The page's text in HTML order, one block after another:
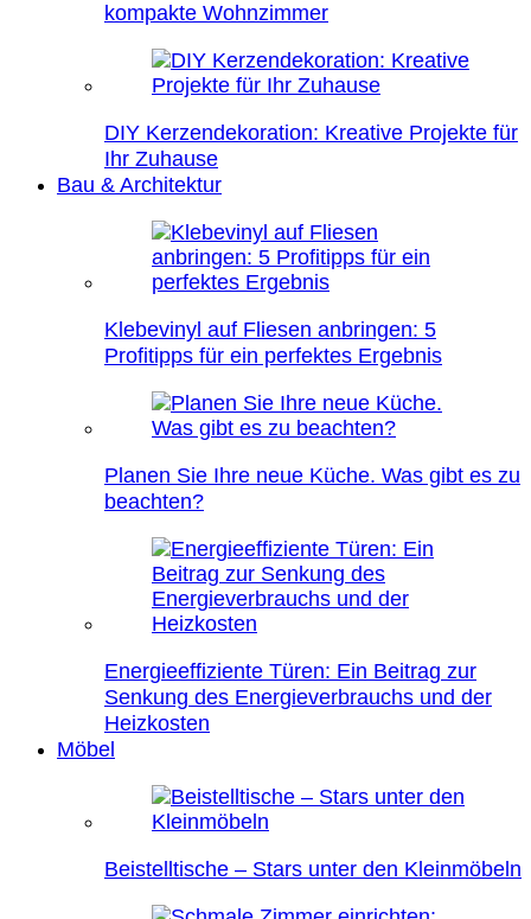
kompakte Wohnzimmer
DIY Kerzendekoration: Kreative Projekte für
Ihr Zuhause
Bau & Architektur
Klebevinyl auf Fliesen anbringen: 5
Profitipps für ein perfektes Ergebnis
Planen Sie Ihre neue Küche. Was gibt es zu
beachten?
Energieeffiziente Türen: Ein Beitrag zur
Senkung des Energieverbrauchs und der
Heizkosten
Möbel
Beistelltische – Stars unter den Kleinmöbeln